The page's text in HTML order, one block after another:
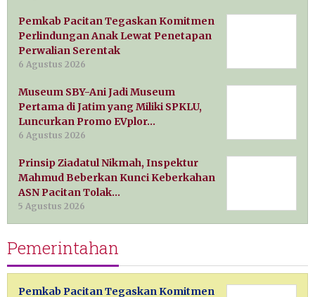
Pemkab Pacitan Tegaskan Komitmen
Perlindungan Anak Lewat Penetapan
Perwalian Serentak
6 Agustus 2026
Museum SBY-Ani Jadi Museum
Pertama di Jatim yang Miliki SPKLU,
Luncurkan Promo EVplor…
6 Agustus 2026
Prinsip Ziadatul Nikmah, Inspektur
Mahmud Beberkan Kunci Keberkahan
ASN Pacitan Tolak…
5 Agustus 2026
Pemerintahan
Pemkab Pacitan Tegaskan Komitmen